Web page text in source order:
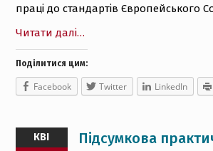
праці до стандартів Європейського
Читати далі…
Поділитися цим:
Facebook Twitter LinkedIn
КВІ Підсумкова